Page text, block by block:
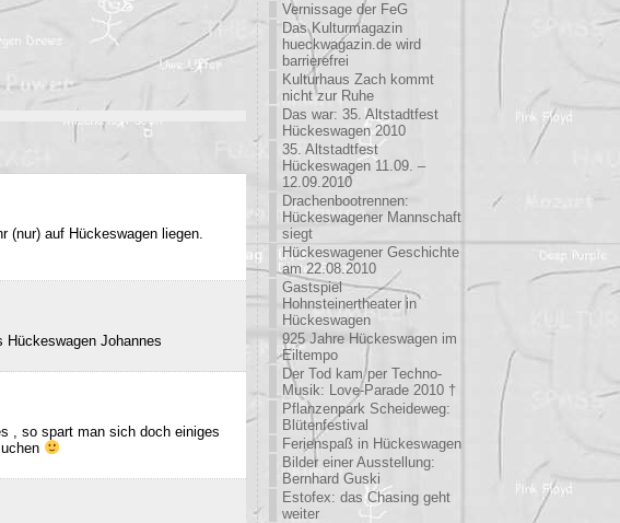
(nur) auf Hückeswagen liegen.
Johannes
, so spart man sich doch einiges
Vernissage der FeG
Das Kulturmagazin
hueckwagazin.de wird
barrierefrei
Kulturhaus Zach kommt
nicht zur Ruhe
Das war: 35. Altstadtfest
Hückeswagen 2010
35. Altstadtfest
Hückeswagen 11.09. –
12.09.2010
Drachenbootrennen:
Hückeswagener Mannschaft
siegt
Hückeswagener Geschichte
am 22.08.2010
Gastspiel
Hohnsteinertheater in
Hückeswagen
925 Jahre Hückeswagen im
Eiltempo
Der Tod kam per Techno-
Musik: Love-Parade 2010 †
Pflanzenpark Scheideweg:
Blütenfestival
Ferienspaß in Hückeswagen
Bilder einer Ausstellung:
Bernhard Guski
Estofex: das Chasing geht
weiter